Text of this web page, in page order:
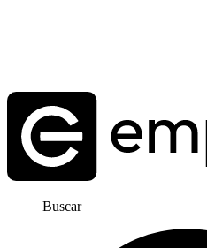
Buscar